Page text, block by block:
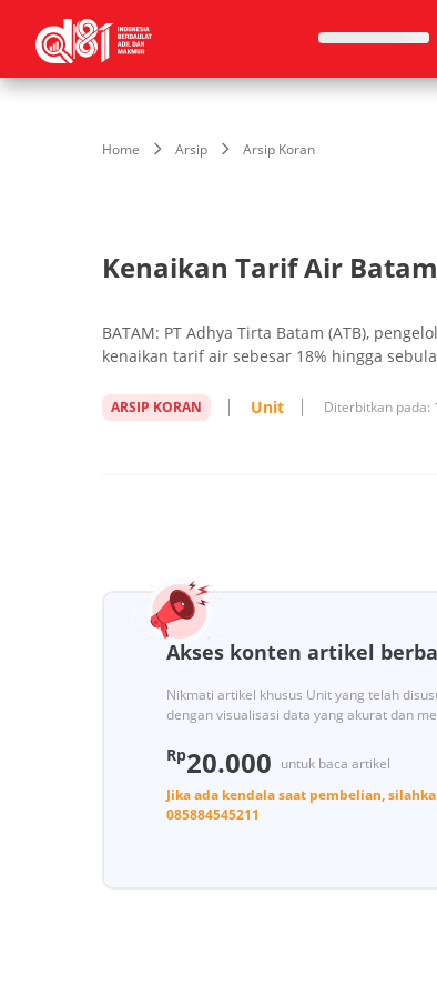
Home Arsip Arsip Koran
Kenaikan Tarif Air
BATAM: PT Adhya Tirta Batam (ATB),
kenaikan tarif air sebesar 18% hingga
ARSIP KORAN Unit Diterbitkan pada:
Akses konten artikel
Nikmati artikel khusus Unit yang telah
dengan visualisasi data yang akurat dan
Rp20.000 untuk baca artikel
Jika ada kendala saat pembelian,
085884545211